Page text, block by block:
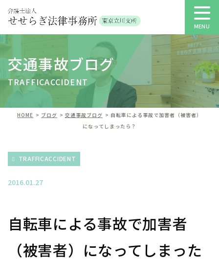
TRAFFICACCIDENT
交通事故ブログ
HOME ブログ 交通事故ブログ
自転車による事故で加害者（被害者）
になってしまったら？
TRAFFICACCIDENT
2016.01.27
自転車による事故で加害者
（被害者）になってしまった